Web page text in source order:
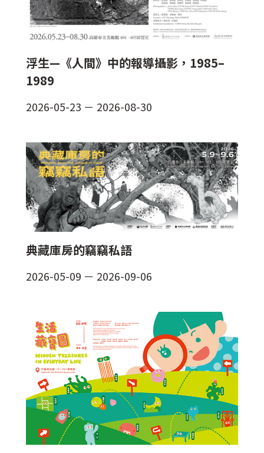
浮生—《人間》中的報導攝影，1985–
1989
2026-05-23 － 2026-08-30
典藏庫房的竊竊私語
2026-05-09 － 2026-09-06